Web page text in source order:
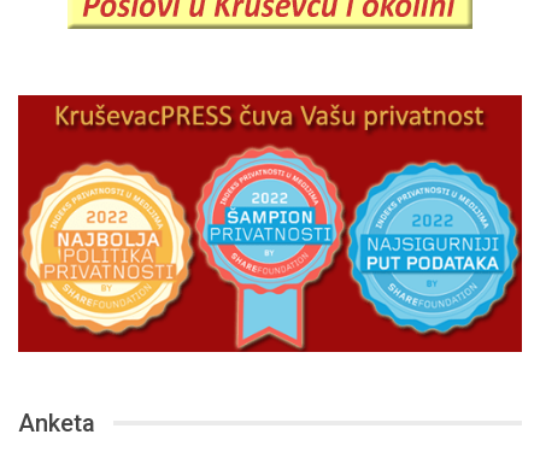
Anketa